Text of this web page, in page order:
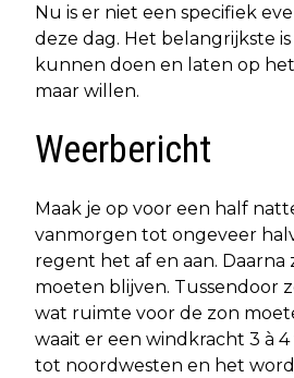
Nu is er niet een specifiek
deze dag. Het belangrijkste
kunnen doen en laten op
maar willen.
Weerbericht
Maak je op voor een half
vanmorgen tot ongeveer
regent het af en aan.
moeten blijven. Tussendoor
wat ruimte voor de zon
waait er een windkracht 3 à
tot noordwesten en het